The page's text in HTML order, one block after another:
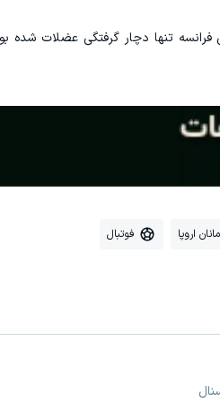
تیم ملی فرانسه تنها دچار گرفتگی عضلات
اروپا فوتبال